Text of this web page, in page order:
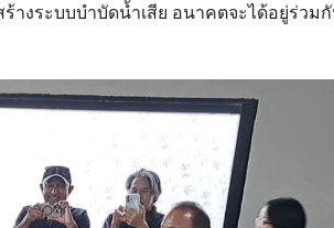
างระบบบำบัดน้ำเสีย อนาคตจะได้อยู่ร่วม